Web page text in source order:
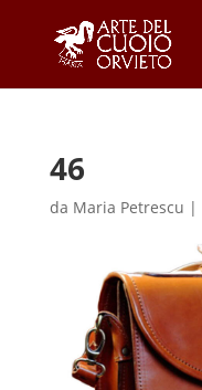
46
da Maria Petrescu |